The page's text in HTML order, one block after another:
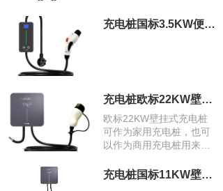
充电桩国标3.5KW便携式充电桩
充电桩欧标22KW壁挂式充电桩
欧标22KW壁挂式充电桩
可作为家用充电桩，也可
以作为商用充电桩用来运
充电桩国标11KW壁挂式充电桩